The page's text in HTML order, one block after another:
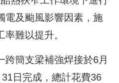
電及颱風影響因素，施
難以提升。
跨簡支梁補強焊接於6月
日完成，總計花費36